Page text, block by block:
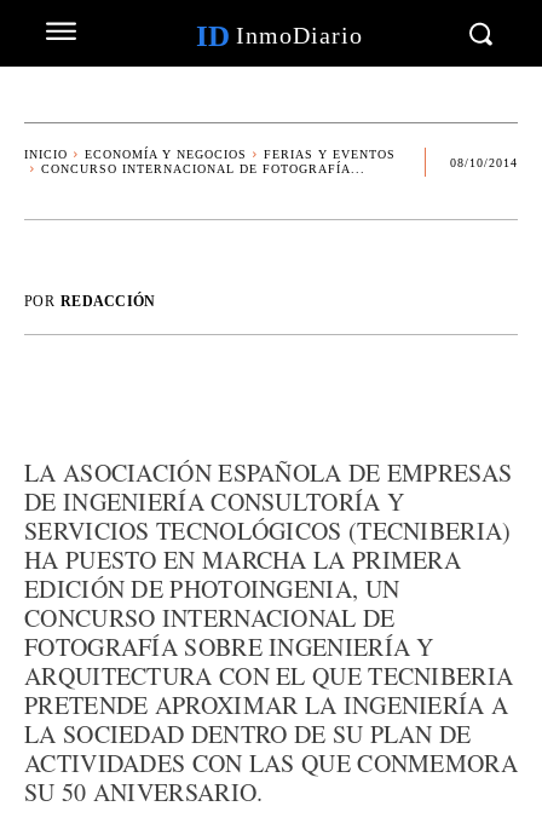
ID InmoDiario
INICIO ECONOMÍA Y NEGOCIOS
FERIAS Y EVENTOS
CONCURSO INTERNACIONAL DE FOTOGRAFÍA...
08/10/2014
POR REDACCIÓN
LA ASOCIACIÓN ESPAÑOLA DE EMPRESAS
DE INGENIERÍA CONSULTORÍA Y
SERVICIOS TECNOLÓGICOS (TECNIBERIA)
HA PUESTO EN MARCHA LA PRIMERA
EDICIÓN DE PHOTOINGENIA, UN
CONCURSO INTERNACIONAL DE
FOTOGRAFÍA SOBRE INGENIERÍA Y
ARQUITECTURA CON EL QUE TECNIBERIA
PRETENDE APROXIMAR LA INGENIERÍA A
LA SOCIEDAD DENTRO DE SU PLAN DE
ACTIVIDADES CON LAS QUE CONMEMORA
SU 50 ANIVERSARIO.